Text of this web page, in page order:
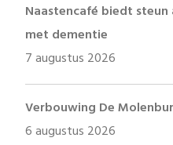
Naastencafé biedt
met dementie
7 augustus 2026
Verbouwing De
6 augustus 2026